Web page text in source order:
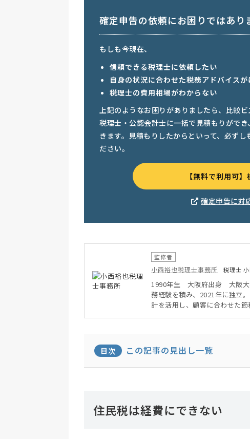
確定申告の依頼にお困りではあり
もしも今現在、
信頼できる税理士に依頼したい
自身の状況に合わせた税務アドバイスが
税理士の費用相場がわからない
上記のようなお困りがありましたら、比較
税理士・公認会計士に一括で見積もりがで
きます。見積もりしたからといって、必ず
ださい。
【無料で利用可
確定申告に対
監修者
小西裕也税理士事務所 税理士
1990年生 大阪府出身 大阪大
務経験を積み、2021年に独立
計を活用し、顧客に合わせた
目次 この記事の見出し一覧
住民税は経費にできない